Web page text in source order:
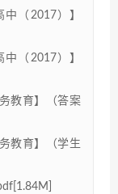
（2017）】
（2017）】
教育】（答案
教育】（学生